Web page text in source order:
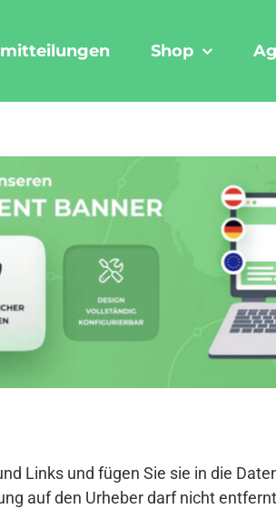
Shop
Links und fügen Sie sie in die
auf den Urheber darf nicht